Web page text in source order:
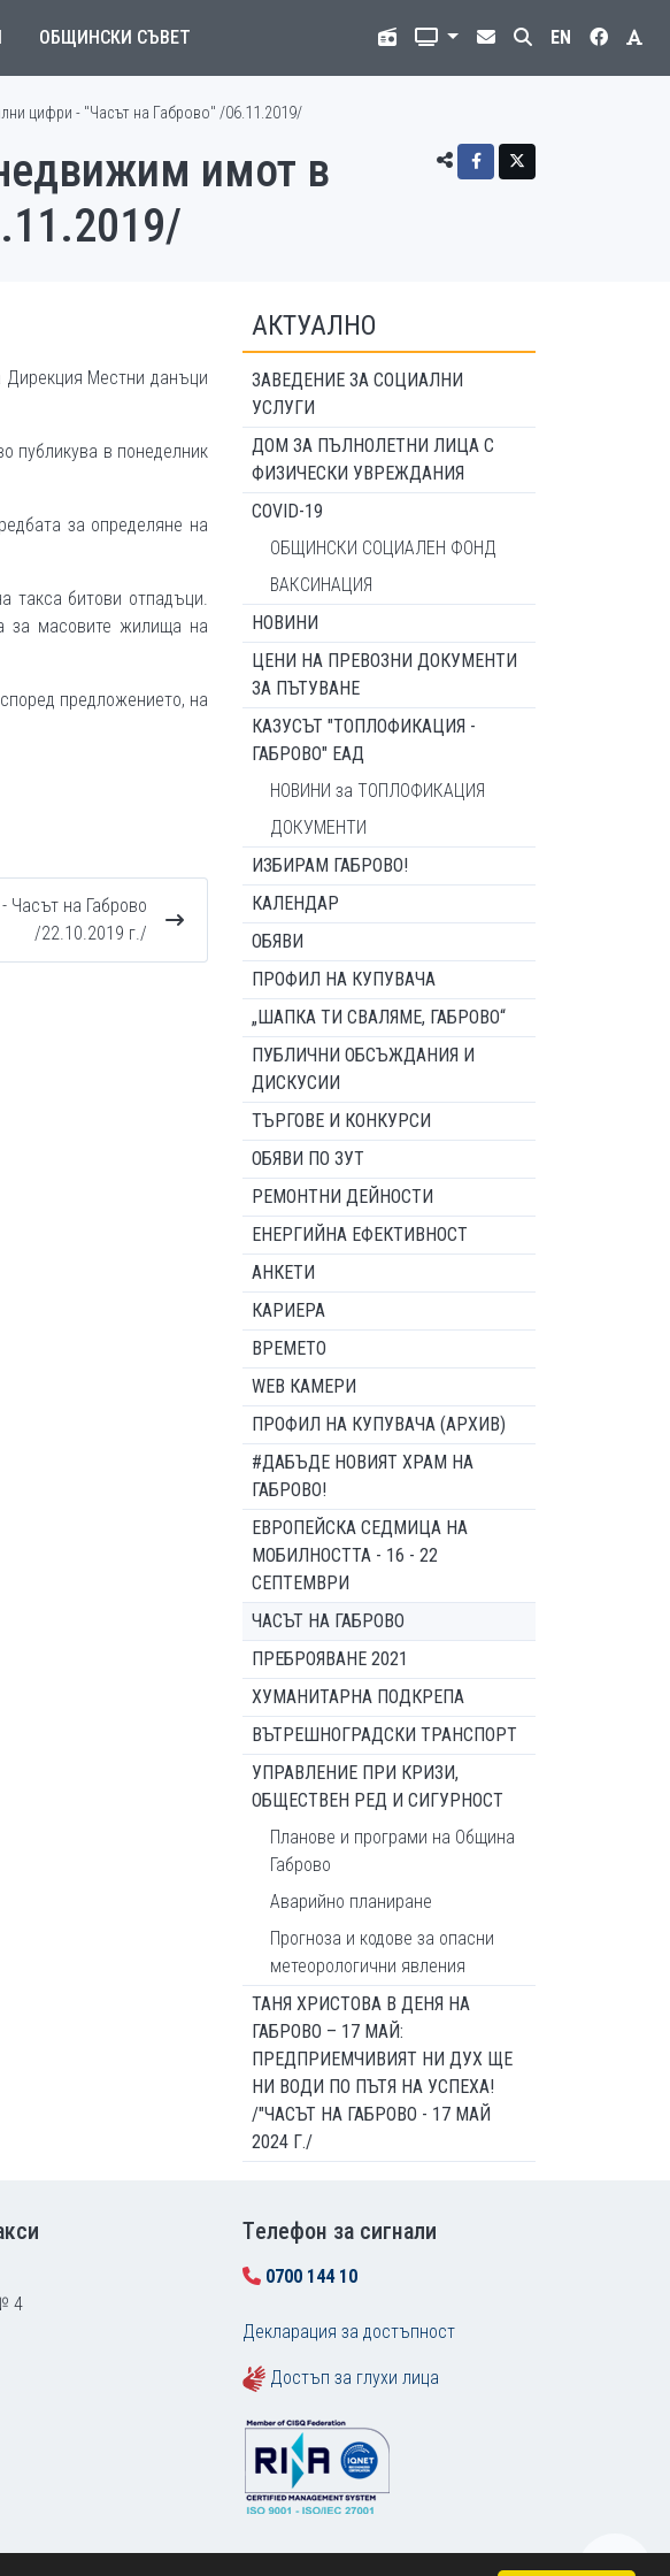
ОБЩИНСКИ СЪВЕТ EN
цифри - "Часът на Габрово" /06.11.2019/
имот в
Дирекция Местни данъци
публикува в понеделник
за определяне на
такса битови отпадъци.
за масовите жилища на
предложението, на
Часът на Габрово
/22.10.2019 г./
АКТУАЛНО
ЗАВЕДЕНИЕ ЗА СОЦИАЛНИ
УСЛУГИ
ДОМ ЗА ПЪЛНОЛЕТНИ ЛИЦА С
ФИЗИЧЕСКИ УВРЕЖДАНИЯ
COVID-19
ОБЩИНСКИ СОЦИАЛЕН ФОНД
ВАКСИНАЦИЯ
НОВИНИ
ЦЕНИ НА ПРЕВОЗНИ ДОКУМЕНТИ
ЗА ПЪТУВАНЕ
КАЗУСЪТ "ТОПЛОФИКАЦИЯ -
ГАБРОВО" ЕАД
НОВИНИ за ТОПЛОФИКАЦИЯ
ДОКУМЕНТИ
ИЗБИРАМ ГАБРОВО!
КАЛЕНДАР
ОБЯВИ
ПРОФИЛ НА КУПУВАЧА
„ШАПКА ТИ СВАЛЯМЕ, ГАБРОВО“
ПУБЛИЧНИ ОБСЪЖДАНИЯ И
ДИСКУСИИ
ТЪРГОВЕ И КОНКУРСИ
ОБЯВИ ПО ЗУТ
РЕМОНТНИ ДЕЙНОСТИ
ЕНЕРГИЙНА ЕФЕКТИВНОСТ
АНКЕТИ
КАРИЕРА
ВРЕМЕТО
WEB КАМЕРИ
ПРОФИЛ НА КУПУВАЧА (АРХИВ)
#ДАБЪДЕ НОВИЯТ ХРАМ НА
ГАБРОВО!
ЕВРОПЕЙСКА СЕДМИЦА НА
МОБИЛНОСТТА - 16 - 22
СЕПТЕМВРИ
ЧАСЪТ НА ГАБРОВО
ПРЕБРОЯВАНЕ 2021
ХУМАНИТАРНА ПОДКРЕПА
ВЪТРЕШНОГРАДСКИ ТРАНСПОРТ
УПРАВЛЕНИЕ ПРИ КРИЗИ,
ОБЩЕСТВЕН РЕД И СИГУРНОСТ
Планове и програми на Община
Габрово
Аварийно планиране
Прогноза и кодове за опасни
метеорологични явления
ТАНЯ ХРИСТОВА В ДЕНЯ НА
ГАБРОВО – 17 МАЙ:
ПРЕДПРИЕМЧИВИЯТ НИ ДУХ ЩЕ
НИ ВОДИ ПО ПЪТЯ НА УСПЕХА!
/"ЧАСЪТ НА ГАБРОВО - 17 МАЙ
2024 Г./
4
Tелефон за сигнали
0700 144 10
Декларация за достъпност
Достъп за глухи лица